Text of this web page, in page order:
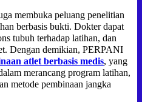
membuka peluang penelitian
berbasis bukti. Dokter dapat
tubuh terhadap latihan, dan
Dengan demikian, PERPANI
atlet berbasis medis, yang
merancang program latihan,
metode pembinaan jangka